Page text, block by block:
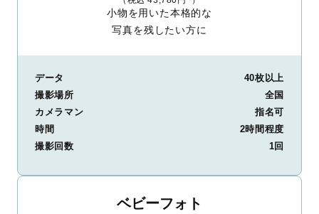
小物を用いた本格的な
写真を残したい方に
データ
40枚以上
撮影場所
全国
カメラマン
指名可
時間
2時間程度
撮影回数
1回
ベビーフォト